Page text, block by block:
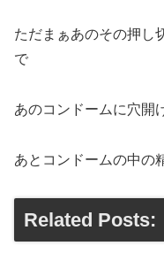
ただまぁあのその押し
で
あのコンドームに穴開
あとコンドームの中の
Related Posts: